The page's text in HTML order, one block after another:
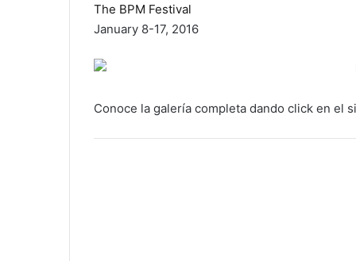
The BPM Festival
January 8-17, 2016
Conoce la galería completa dando click en el